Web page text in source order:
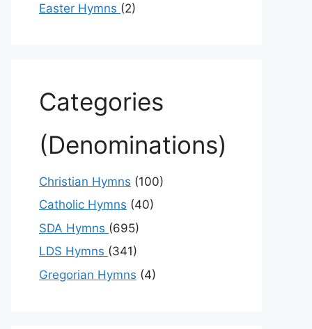
Easter Hymns (2)
Categories
(Denominations)
Christian Hymns (100)
Catholic Hymns (40)
SDA Hymns (695)
LDS Hymns (341)
Gregorian Hymns (4)